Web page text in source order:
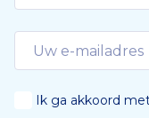
Ik ga akkoord